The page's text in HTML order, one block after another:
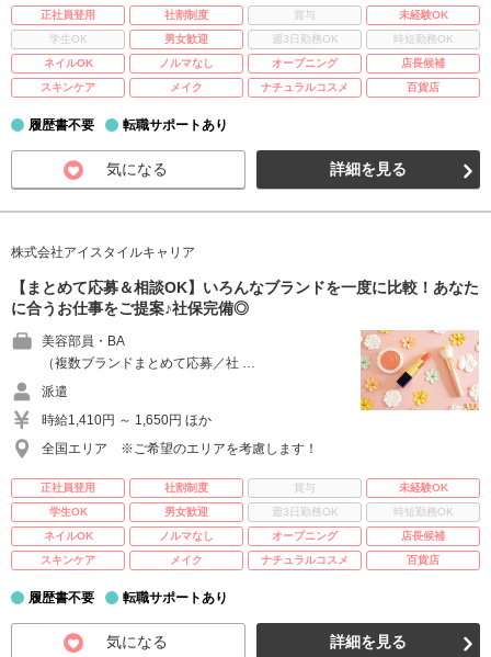
正社員登用 社割制度 賞与
未経験OK
学生OK
男女歓迎 週3日勤務OK
時短勤務OK
ネイルOK
ノルマなし オープニング
店長候補
スキンケア
メイク ナチュラルコスメ 百貨店
履歴書不要 転職サポートあり
気になる 詳細を見る
株式会社アイスタイルキャリア
【まとめて応募＆相談OK】いろんなブランドを一度に比較！あなた
に合うお仕事をご提案♪社保完備◎
美容部員・BA
（複数ブランドまとめて応募／社 …
派遣
時給1,410円 ～ 1,650円 ほか
全国エリア ※ご希望のエリアを考慮します！
正社員登用 社割制度 賞与
未経験OK
学生OK
男女歓迎 週3日勤務OK
時短勤務OK
ネイルOK
ノルマなし オープニング
店長候補
スキンケア
メイク ナチュラルコスメ 百貨店
履歴書不要 転職サポートあり
気になる 詳細を見る